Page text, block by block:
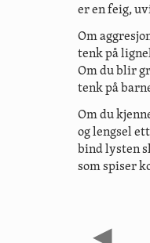
er en feig,
Om
tenk på
Om du blir
tenk på
Om du
og lengsel
bind lysten
som spiser
◀